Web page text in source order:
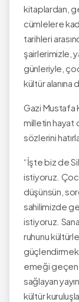
kitaplardan,
cümlelere
tarihleri
şairlerimizle,
günleriyle,
kültür
Gazi Mustafa
milletin hayat
sözlerini
“İşte biz de
istiyoruz.
düşünsün,
sahilimizde
istiyoruz.
ruhunu
emeği geçen
sağlayan
kültür